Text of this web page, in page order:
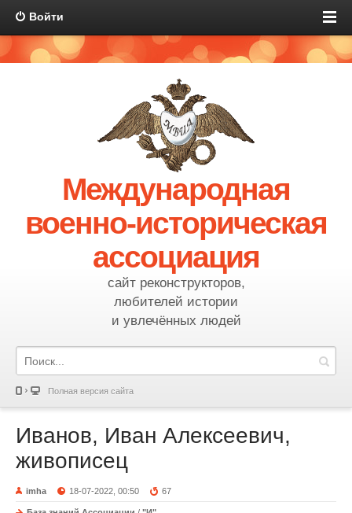
Войти
Международная
военно-историческая
ассоциация
сайт реконструкторов,
любителей истории
и увлечённых людей
Полная версия сайта
Иванов, Иван Алексеевич,
живописец
imha 18-07-2022, 00:50 67